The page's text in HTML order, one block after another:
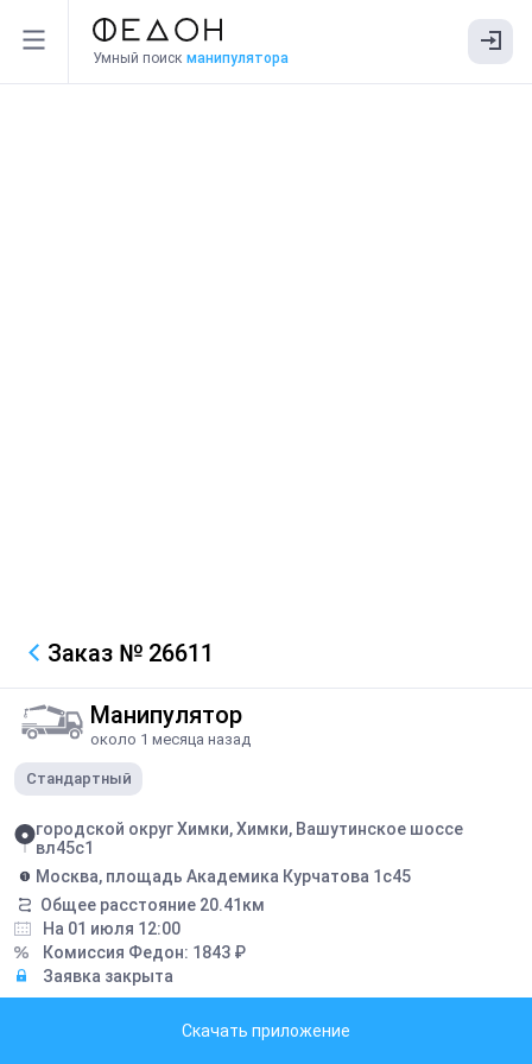
Умный поиск манипулятора
Заказ № 26611
Манипулятор
около 1 месяца назад
Стандартный
городской округ Химки, Химки, Вашутинское шоссе
вл45с1
Москва, площадь Академика Курчатова 1с45
Общее расстояние 20.41 км
На 01 июля 12:00
Комиссия Федон: 1843 ₽
Заявка закрыта
Грузоподъемность борта:5 тонн
Скачать приложение